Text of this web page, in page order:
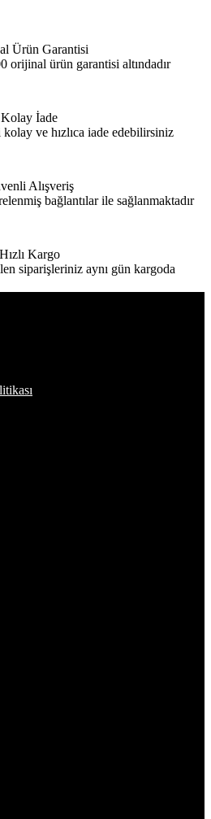
Ürün Garantisi
orijinal ürün garantisi altındadır
Kolay İade
kolay ve hızlıca iade edebilirsiniz
Alışveriş
bağlantılar ile sağlanmaktadır
Hızlı Kargo
siparişleriniz aynı gün kargoda